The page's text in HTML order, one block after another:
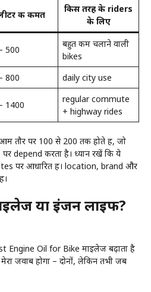
की कीमत
किस तरह के riders
के लिए
₹500
बहुत कम चलाने वाली
bikes
₹800 daily city use
₹1400
regular commute
+ highway rides
तौर पर ₹100 से ₹200 तक होते हैं, जो
depend करता है। ध्यान रखें कि ये
पर आधारित हैं। location, brand और
या इंजन लाइफ?
Oil for Bike माइलेज बढ़ाता है
जवाब होगा – दोनों, लेकिन तभी जब